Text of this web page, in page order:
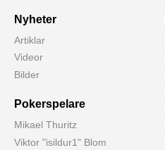
Nyheter
Artiklar
Videor
Bilder
Pokerspelare
Mikael Thuritz
Viktor "isildur1" Blom